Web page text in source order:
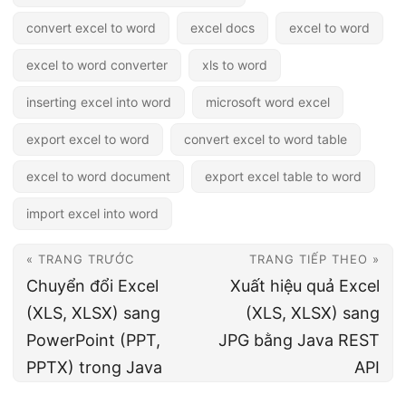
convert excel to word excel docs excel to word
excel to word converter xls to word
inserting excel into word microsoft word excel
export excel to word convert excel to word table
excel to word document export excel table to word
import excel into word
« TRANG TRƯỚC
Chuyển đổi Excel
(XLS, XLSX) sang
PowerPoint (PPT,
PPTX) trong Java
TRANG TIẾP THEO »
Xuất hiệu quả Excel
(XLS, XLSX) sang
JPG bằng Java REST
API